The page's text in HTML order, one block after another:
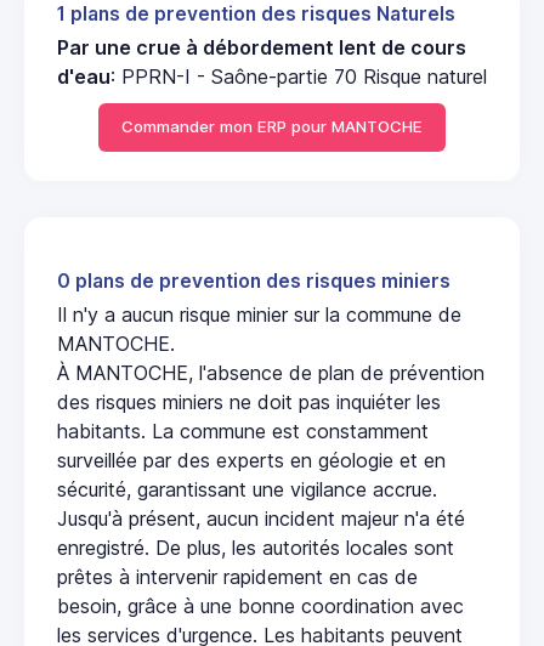
1 plans de prevention des risques Naturels
Par une crue à débordement lent de cours
d'eau: PPRN-I - Saône-partie 70 Risque naturel
Commander mon ERP pour MANTOCHE
0 plans de prevention des risques miniers
Il n'y a aucun risque minier sur la commune de
MANTOCHE.
À MANTOCHE, l'absence de plan de prévention
des risques miniers ne doit pas inquiéter les
habitants. La commune est constamment
surveillée par des experts en géologie et en
sécurité, garantissant une vigilance accrue.
Jusqu'à présent, aucun incident majeur n'a été
enregistré. De plus, les autorités locales sont
prêtes à intervenir rapidement en cas de
besoin, grâce à une bonne coordination avec
les services d'urgence. Les habitants peuvent